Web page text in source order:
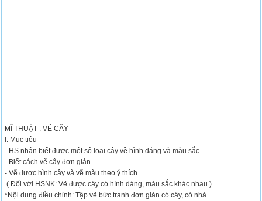
MĨ THUẬT : VẼ CÂY
I. Mục tiêu
- HS nhận biết được một số loại cây về hình dáng và màu sắc.
- Biết cách vẽ cây đơn giản.
- Vẽ được hình cây và vẽ màu theo ý thích.
( Đối với HSNK: Vẽ được cây có hình dáng, màu sắc khác nhau ).
*Nội dung điều chỉnh: Tập vẽ bức tranh đơn giản có cây, có nhà